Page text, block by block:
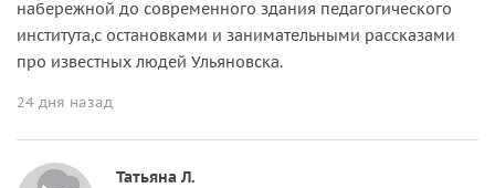
набережной до современного здания педагогического
института,с остановками и занимательными рассказами
про известных людей Ульяновска.
24 дня назад
Татьяна Л.